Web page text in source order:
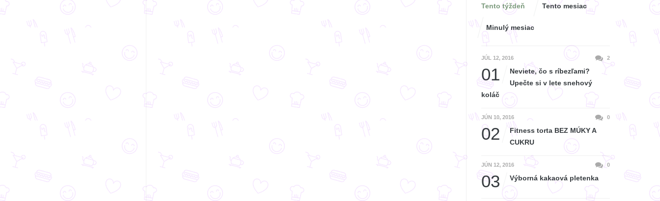
Tento týždeň Tento mesiac
Minulý mesiac
JÚL 12, 2016 2
01
Neviete, čo s ríbezľami?
Upečte si v lete snehový
koláč
JÚN 10, 2016 0
02
Fitness torta BEZ MÚKY A
CUKRU
JÚN 12, 2016 0
03 Výborná kakaová pletenka